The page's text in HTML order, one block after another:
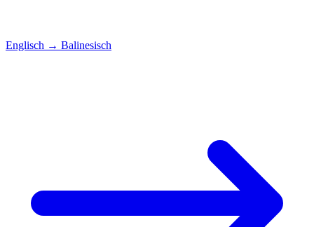
Englisch → Balinesisch